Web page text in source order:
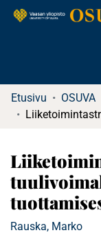
Etusivu OSUVA
Rauska, Marko